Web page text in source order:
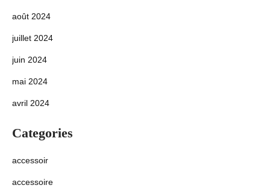
août 2024
juillet 2024
juin 2024
mai 2024
avril 2024
Categories
accessoir
accessoire